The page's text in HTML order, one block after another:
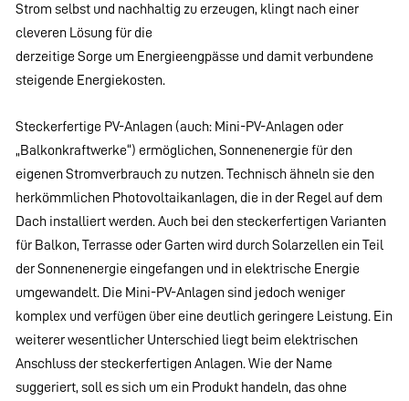
Strom selbst und nachhaltig zu erzeugen, klingt nach einer
cleveren Lösung für die
derzeitige Sorge um Energieengpässe und damit verbundene
steigende Energiekosten.
Steckerfertige PV-Anlagen (auch: Mini-PV-Anlagen oder
„Balkonkraftwerke“) ermöglichen, Sonnenenergie für den
eigenen Stromverbrauch zu nutzen. Technisch ähneln sie den
herkömmlichen Photovoltaikanlagen, die in der Regel auf dem
Dach installiert werden. Auch bei den steckerfertigen Varianten
für Balkon, Terrasse oder Garten wird durch Solarzellen ein Teil
der Sonnenenergie eingefangen und in elektrische Energie
umgewandelt. Die Mini-PV-Anlagen sind jedoch weniger
komplex und verfügen über eine deutlich geringere Leistung. Ein
weiterer wesentlicher Unterschied liegt beim elektrischen
Anschluss der steckerfertigen Anlagen. Wie der Name
suggeriert, soll es sich um ein Produkt handeln, das ohne